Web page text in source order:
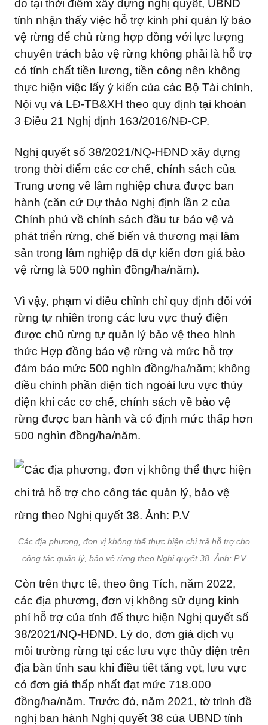
do tại thời điểm xây dựng nghị quyết, UBND
tỉnh nhận thấy việc hỗ trợ kinh phí quản lý bảo
vệ rừng để chủ rừng hợp đồng với lực lượng
chuyên trách bảo vệ rừng không phải là hỗ trợ
có tính chất tiền lương, tiền công nên không
thực hiện việc lấy ý kiến của các Bộ Tài chính,
Nội vụ và LĐ-TB&XH theo quy định tại khoản
3 Điều 21 Nghị định 163/2016/NĐ-CP.
Nghị quyết số 38/2021/NQ-HĐND xây dựng
trong thời điểm các cơ chế, chính sách của
Trung ương về lâm nghiệp chưa được ban
hành (căn cứ Dự thảo Nghị định lần 2 của
Chính phủ về chính sách đầu tư bảo vệ và
phát triển rừng, chế biến và thương mại lâm
sản trong lâm nghiệp đã dự kiến đơn giá bảo
vệ rừng là 500 nghìn đồng/ha/năm).
Vì vậy, phạm vi điều chỉnh chỉ quy định đối với
rừng tự nhiên trong các lưu vực thuỷ điện
được chủ rừng tự quản lý bảo vệ theo hình
thức Hợp đồng bảo vệ rừng và mức hỗ trợ
đảm bảo mức 500 nghìn đồng/ha/năm; không
điều chỉnh phần diện tích ngoài lưu vực thủy
điện khi các cơ chế, chính sách về bảo vệ
rừng được ban hành và có định mức thấp hơn
500 nghìn đồng/ha/năm.
Các địa phương, đơn vị không thể thực hiện chi trả hỗ trợ cho
công tác quản lý, bảo vệ rừng theo Nghị quyết 38. Ảnh: P.V
Còn trên thực tế, theo ông Tích, năm 2022,
các địa phương, đơn vị không sử dụng kinh
phí hỗ trợ của tỉnh để thực hiện Nghị quyết số
38/2021/NQ-HĐND. Lý do, đơn giá dịch vụ
môi trường rừng tại các lưu vực thủy điện trên
địa bàn tỉnh sau khi điều tiết tăng vọt, lưu vực
có đơn giá thấp nhất đạt mức 718.000
đồng/ha/năm. Trước đó, năm 2021, tờ trình đề
nghị ban hành Nghị quyết 38 của UBND tỉnh